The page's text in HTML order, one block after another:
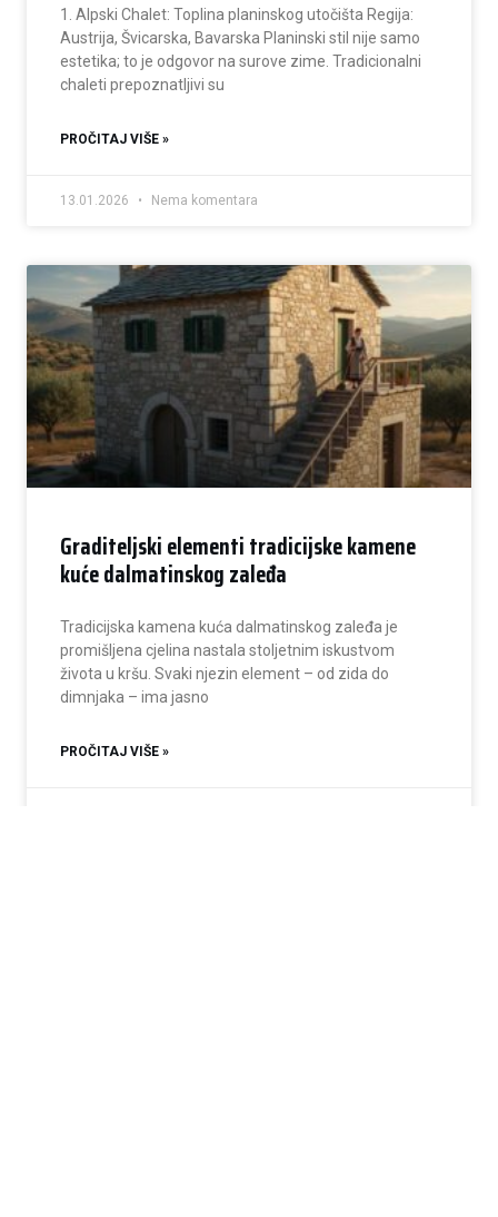
1. Alpski Chalet: Toplina planinskog utočišta Regija:
Austrija, Švicarska, Bavarska Planinski stil nije samo
estetika; to je odgovor na surove zime. Tradicionalni
chaleti prepoznatljivi su
PROČITAJ VIŠE »
13.01.2026 Nema komentara
Graditeljski elementi tradicijske kamene
kuće dalmatinskog zaleđa
Tradicijska kamena kuća dalmatinskog zaleđa je
promišljena cjelina nastala stoljetnim iskustvom
života u kršu. Svaki njezin element – od zida do
dimnjaka – ima jasno
PROČITAJ VIŠE »